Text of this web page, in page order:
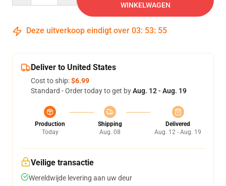
WINKELWAGEN
Deze uitverkoop eindigt over 03: 53: 54
Deliver to United States
Cost to ship:$6.99
Standard - Order today to get byAug. 12 - Aug. 19
Production
Today
Shipping
Aug. 08
Delivered
Aug. 12 - Aug. 19
Veilige transactie
Wereldwijde levering aan uw deur